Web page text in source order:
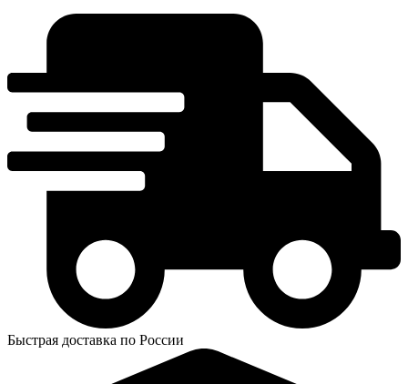
Быстрая доставка по России